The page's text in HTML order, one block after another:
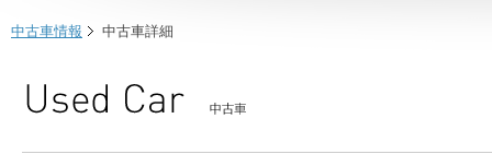
中古車情報 中古車詳細